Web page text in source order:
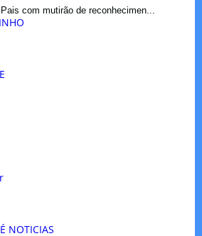
com mutirão de reconhecimen...